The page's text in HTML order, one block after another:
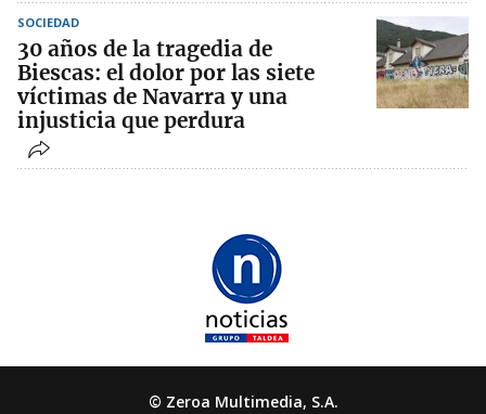
SOCIEDAD
30 años de la tragedia de
Biescas: el dolor por las siete
víctimas de Navarra y una
injusticia que perdura
© Zeroa Multimedia, S.A.